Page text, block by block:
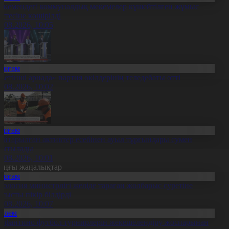
коммуналдық мекемелер күшейтілген жұмыс
көшірілді
10:05
арнада» партия өкілдерінің теледебаты өтті
10:02
активтер есебінен ауыл тұрғындары сумен
10:01
жаңалықтар
министрлігі желіде тараған жолбарыс суретіне
пікір білдірді
10:07
футбол турнирлерін жекешелендіру жоспарынан